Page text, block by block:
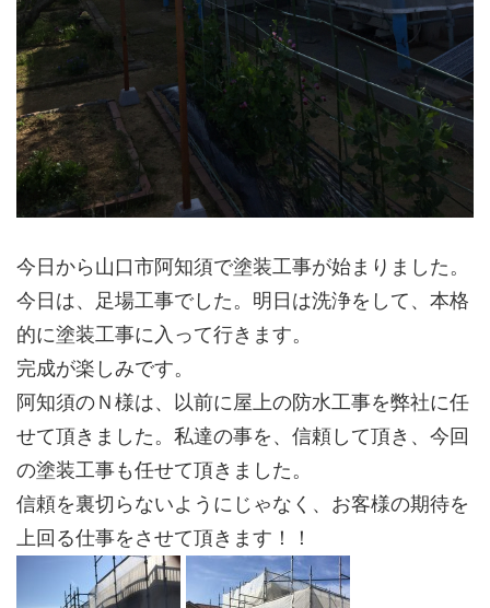
今日から山口市阿知須で塗装工事が始まりました。
今日は、足場工事でした。明日は洗浄をして、本格
的に塗装工事に入って行きます。
完成が楽しみです。
阿知須のＮ様は、以前に屋上の防水工事を弊社に任
せて頂きました。私達の事を、信頼して頂き、今回
の塗装工事も任せて頂きました。
信頼を裏切らないようにじゃなく、お客様の期待を
上回る仕事をさせて頂きます！！